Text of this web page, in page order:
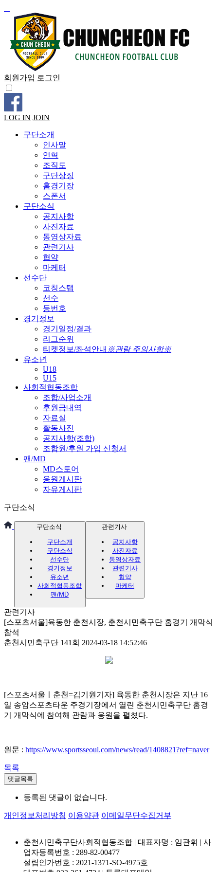
회원가입 로그인
LOG IN JOIN
구단소개
인사말
연혁
조직도
구단상징
홈경기장
스폰서
구단소식
공지사항
사진자료
동영상자료
관련기사
협약
마케터
선수단
코칭스탭
선수
등번호
경기정보
경기일정/결과
리그순위
티켓정보/좌석안내 ※관람 주의사항※
유소년
U18
U15
사회적협동조합
조합/사업소개
후원금내역
자료실
활동사진
공지사항(조합)
조합원/후원 가입 신청서
팬/MD
MD스토어
응원게시판
자유게시판
구단소식
구단소식
구단소개
구단소식
선수단
경기정보
유소년
사회적협동조합
팬/MD
관련기사
공지사항
사진자료
동영상자료
관련기사
협약
마케터
관련기사
[스포츠서울]육동한 춘천시장, 춘천시민축구단 홈경기 개막식
참석
춘천시민축구단 141회 2024-03-18 14:52:46
[스포츠서울ㅣ춘천=김기원기자] 육동한 춘천시장은 지난 16
일 송암스포츠타운 주경기장에서 열린 춘천시민축구단 홈경
기 개막식에 참여해 관람과 응원을 펼쳤다.
원문 : https://www.sportsseoul.com/news/read/1408821?ref=naver
목록
댓글목록
등록된 댓글이 없습니다.
개인정보처리방침 이용약관 이메일무단수집거부
춘천시민축구단사회적협동조합 | 대표자명 : 임관휘 | 사
업자등록번호 : 289-82-00477
설립인가번호 : 2021-1371-SO-4975호